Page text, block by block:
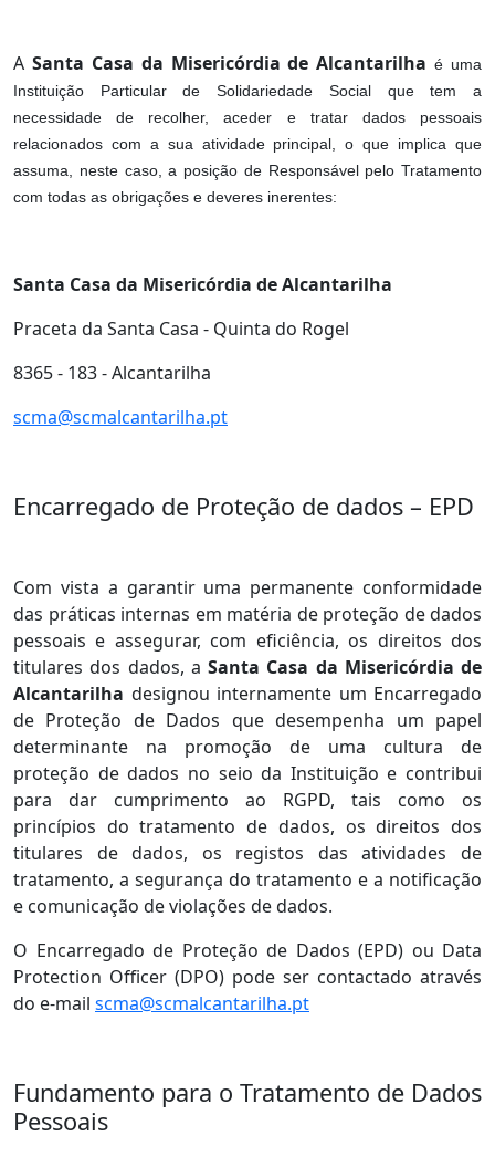
A Santa Casa da Misericórdia de Alcantarilha é uma
Instituição Particular de Solidariedade Social que tem a
necessidade de recolher, aceder e tratar dados pessoais
relacionados com a sua atividade principal, o que implica que
assuma, neste caso, a posição de Responsável pelo Tratamento
com todas as obrigações e deveres inerentes:
Santa Casa da Misericórdia de Alcantarilha
Praceta da Santa Casa - Quinta do Rogel
8365 - 183 - Alcantarilha
scma@scmalcantarilha.pt
Encarregado de Proteção de dados – EPD
Com vista a garantir uma permanente conformidade
das práticas internas em matéria de proteção de dados
pessoais e assegurar, com eficiência, os direitos dos
titulares dos dados, a Santa Casa da Misericórdia de
Alcantarilha designou internamente um Encarregado
de Proteção de Dados que desempenha um papel
determinante na promoção de uma cultura de
proteção de dados no seio da Instituição e contribui
para dar cumprimento ao RGPD, tais como os
princípios do tratamento de dados, os direitos dos
titulares de dados, os registos das atividades de
tratamento, a segurança do tratamento e a notificação
e comunicação de violações de dados.
O Encarregado de Proteção de Dados (EPD) ou Data
Protection Officer (DPO) pode ser contactado através
do e-mail scma@scmalcantarilha.pt
Fundamento para o Tratamento de Dados
Pessoais